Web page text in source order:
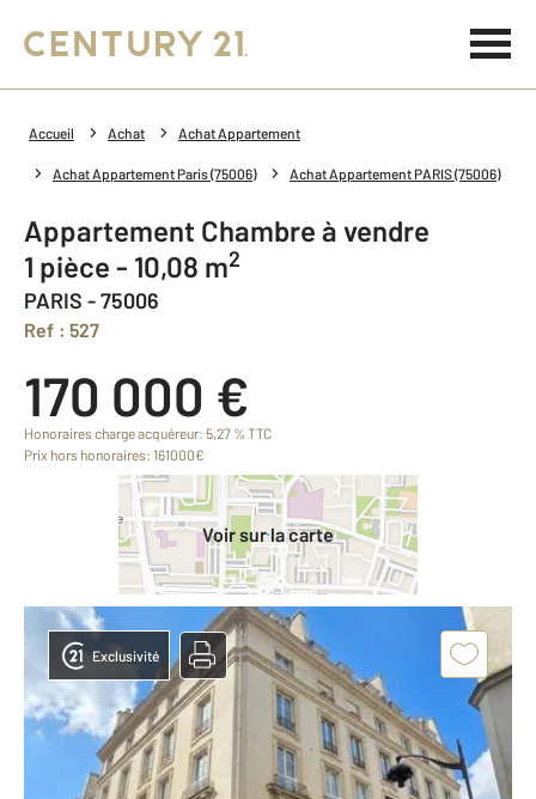
Accueil Achat Achat Appartement
Achat Appartement Paris (75006) Achat Appartement PARIS (75006)
Appartement Chambre à vendre
1 pièce - 10,08 m2
PARIS - 75006
Ref : 527
170 000 €
Honoraires charge acquéreur: 5,27 % TTC
Prix hors honoraires: 161000€
Voir sur la carte
Exclusivité